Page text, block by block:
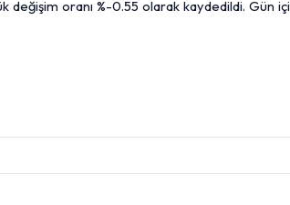
oranı %-0.55 olarak kaydedildi. Gün içi